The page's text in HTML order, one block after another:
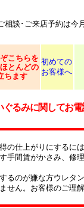
相談･ご来店予約は今
こちらを
とんどの
ちます
初めての
お客様へ
ぐるみに関してお
の仕上がりにするに
手間賃がかさみ、修
るのが嫌な方ウレタ
せん。お客様のご理